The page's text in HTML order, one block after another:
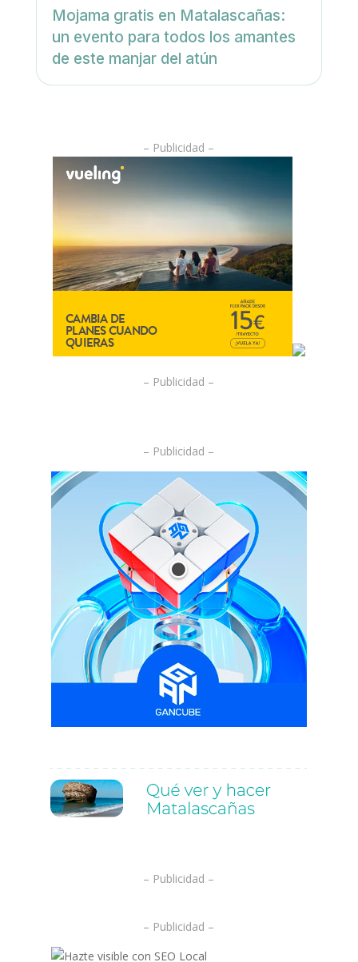
Mojama gratis en Matalascañas:
un evento para todos los amantes
de este manjar del atún
– Publicidad –
– Publicidad –
– Publicidad –
– Publicidad –
– Publicidad –